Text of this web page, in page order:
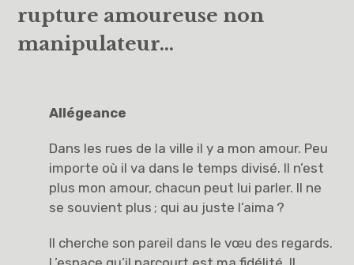
rupture amoureuse non
manipulateur…
Allégeance
Dans les rues de la ville il y a mon amour. Peu
importe où il va dans le temps divisé. Il n’est
plus mon amour, chacun peut lui parler. Il ne
se souvient plus ; qui au juste l’aima ?
Il cherche son pareil dans le vœu des regards.